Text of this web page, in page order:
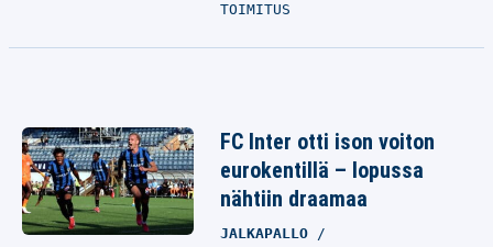
TOIMITUS
FC Inter otti ison voiton
eurokentillä – lopussa
nähtiin draamaa
JALKAPALLO